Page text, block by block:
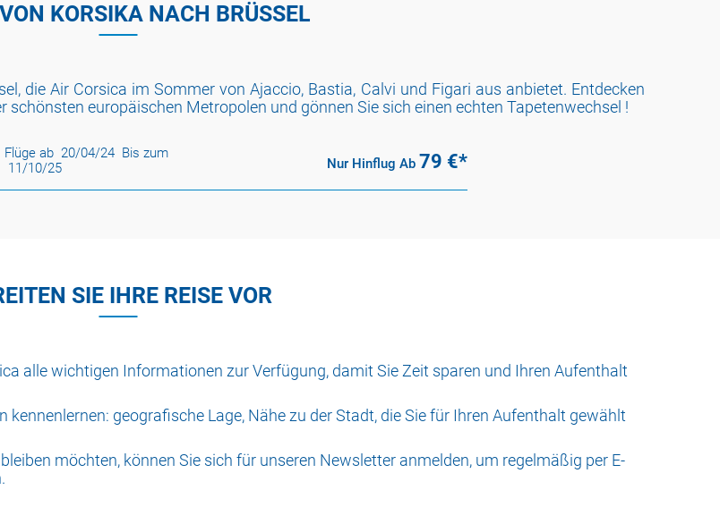
KORSIKA NACH BRÜSSEL
die Air Corsica im Sommer von Ajaccio, Bastia, Calvi und Figari aus anbietet. Entdecken
schönsten europäischen Metropolen und gönnen Sie sich einen echten Tapetenwechsel !
Flüge ab 20/04/24 Bis zum
11/10/25
Nur Hinflug Ab 79 €*
SIE IHRE REISE VOR
alle wichtigen Informationen zur Verfügung, damit Sie Zeit sparen und Ihren Aufenthalt
kennenlernen: geografische Lage, Nähe zu der Stadt, die Sie für Ihren Aufenthalt gewählt
möchten, können Sie sich für unseren Newsletter anmelden, um regelmäßig per E-